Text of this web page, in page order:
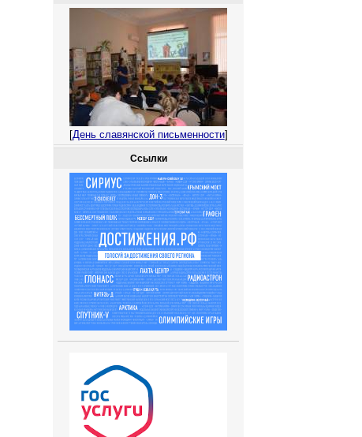
[День славянской письменности]
Ссылки